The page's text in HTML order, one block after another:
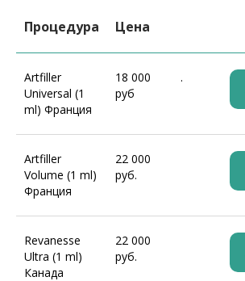
Процедура Цена
Artfiller
Universal (1
ml) Франция
18 000
руб
.
Artfiller
Volume (1 ml)
Франция
22 000
руб.
Revanesse
Ultra (1 ml)
Канада
22 000
руб.